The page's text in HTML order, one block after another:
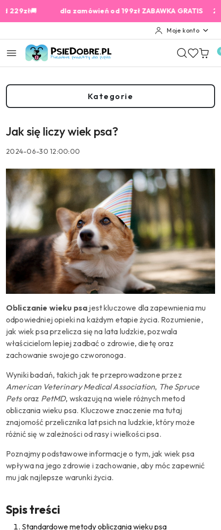
Przejdź do treści głównej
Przejdź do wyszukiwarki
Przejdź do moje konto
Przejdź do menu głównego
Przejdź do stopki
🚚dla zamówień od 199zł ZABAWKA GRATIS 2%
Moje konto
Kategorie
Jak się liczy wiek psa?
2024-06-30 12:00:00
Obliczanie wieku psa jest kluczowe dla zapewnienia mu
odpowiedniej opieki na każdym etapie życia. Rozumienie,
jak wiek psa przelicza się na lata ludzkie, pozwala
właścicielom lepiej zadbać o zdrowie, dietę oraz
zachowanie swojego czworonoga.
Wyniki badań, takich jak te przeprowadzone przez
American Veterinary Medical Association, The Spruce
Petsoraz PetMD, wskazują na wiele różnych metod
obliczania wieku psa. Kluczowe znaczenie ma tutaj
znajomość przelicznika lat psich na ludzkie, który może
różnić się w zależności od rasy i wielkości psa.
Poznajmy podstawowe informacje o tym, jak wiek psa
wpływa na jego zdrowie i zachowanie, aby móc zapewnić
mu jak najlepsze warunki życia.
Spis treści
Standardowe metody obliczania wieku psa